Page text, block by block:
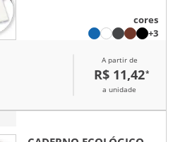
cores
+3
A partir de
R$ 11,42*
a unidade